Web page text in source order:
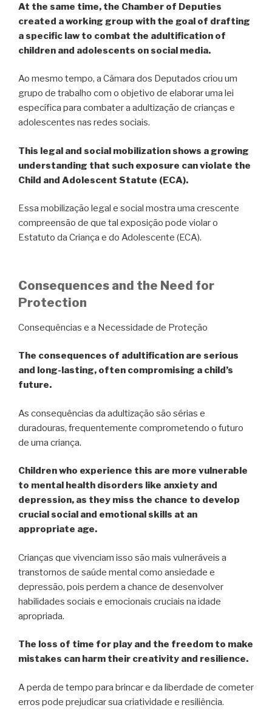
At the same time, the Chamber of Deputies
created a working group with the goal of drafting
a specific law to combat the adultification of
children and adolescents on social media.
Ao mesmo tempo, a Câmara dos Deputados criou um
grupo de trabalho com o objetivo de elaborar uma lei
específica para combater a adultização de crianças e
adolescentes nas redes sociais.
This legal and social mobilization shows a growing
understanding that such exposure can violate the
Child and Adolescent Statute (ECA).
Essa mobilização legal e social mostra uma crescente
compreensão de que tal exposição pode violar o
Estatuto da Criança e do Adolescente (ECA).
Consequences and the Need for
Protection
Consequências e a Necessidade de Proteção
The consequences of adultification are serious
and long-lasting, often compromising a child’s
future.
As consequências da adultização são sérias e
duradouras, frequentemente comprometendo o futuro
de uma criança.
Children who experience this are more vulnerable
to mental health disorders like anxiety and
depression, as they miss the chance to develop
crucial social and emotional skills at an
appropriate age.
Crianças que vivenciam isso são mais vulneráveis a
transtornos de saúde mental como ansiedade e
depressão, pois perdem a chance de desenvolver
habilidades sociais e emocionais cruciais na idade
apropriada.
The loss of time for play and the freedom to make
mistakes can harm their creativity and resilience.
A perda de tempo para brincar e da liberdade de cometer
erros pode prejudicar sua criatividade e resiliência.